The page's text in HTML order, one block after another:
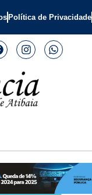
Política de Privacidade